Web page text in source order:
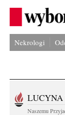
Nekrologi
LUCYNA
Naszemu